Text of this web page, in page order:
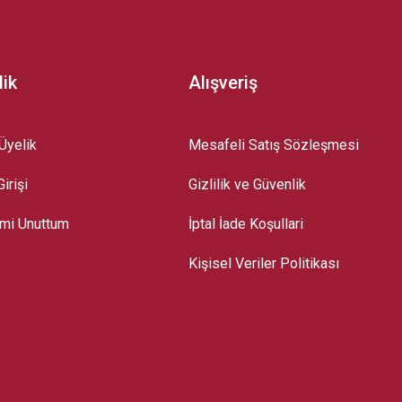
Unuttum
Alışveriş
Mesafeli Satış Sözleşmesi
Gizlilik ve Güvenlik
İptal İade Koşullari
Kişisel Veriler Politikası